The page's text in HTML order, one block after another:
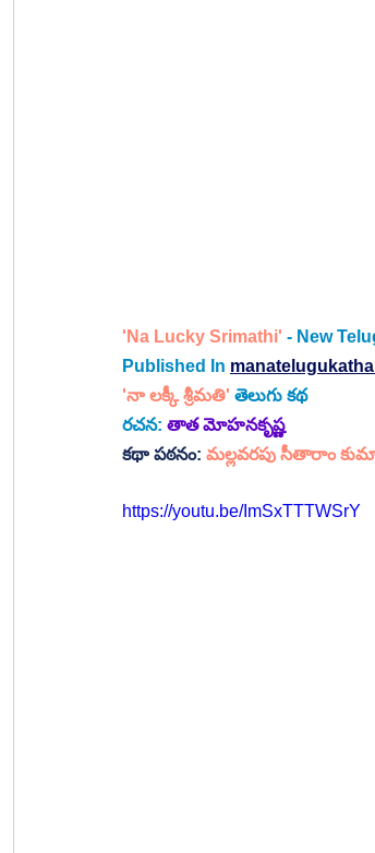
'Na Lucky Srimathi' - New
Published In
'నా లక్కీ శ్రీమతి' తెలుగు కథ
రచన: తాత మోహనకృష్ణ
కథా పఠనం: మల్లవరపు సీతారాం
https://youtu.be/ImSxTTTWSrY